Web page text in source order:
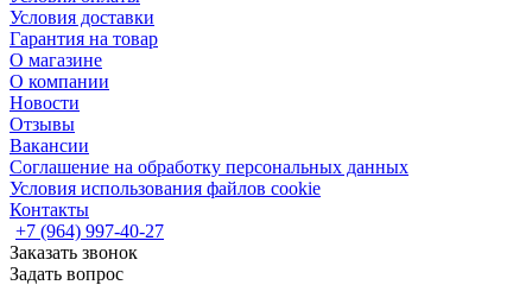
Условия доставки
Гарантия на товар
О магазине
О компании
Новости
Отзывы
Вакансии
Соглашение на обработку персональных данных
Условия использования файлов cookie
Контакты
+7 (964) 997-40-27
Заказать звонок
Задать вопрос